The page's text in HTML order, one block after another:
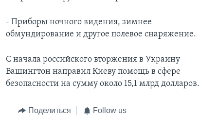
- Приборы ночного видения, зимнее
обмундирование и другое полевое снаряжение.
С начала российского вторжения в Украину
Вашингтон направил Киеву помощь в сфере
безопасности на сумму около 15,1 млрд долларов.
Поделиться Follow us